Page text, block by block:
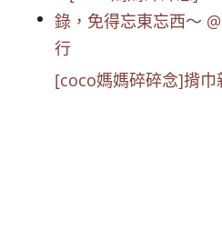
[coco媽媽碎碎念]揹巾